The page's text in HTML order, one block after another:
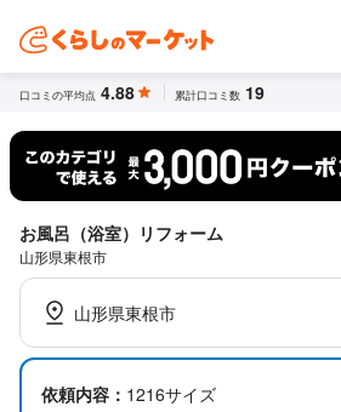
口コミの平均点 4.88 累計口コミ数 19
お風呂（浴室）リフォーム
山形県東根市
山形県東根市
依頼内容： 1216サイズ